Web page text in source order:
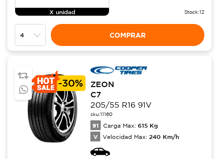
X unidad Stock:12
COMPRAR
-30%
ZEON
C7
205/55 R16 91V
sku:11160
91 Carga Max: 615 Kg
V Velocidad Max: 240 Km/h